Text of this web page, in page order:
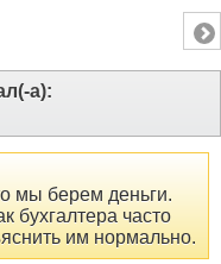
а):
мы берем деньги.
бухгалтера часто
им нормально.